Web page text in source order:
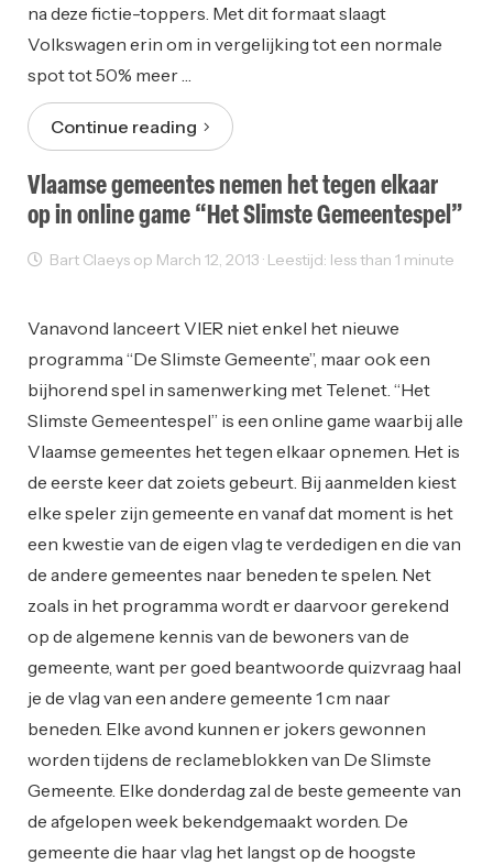
na deze fictie-toppers. Met dit formaat slaagt
Volkswagen erin om in vergelijking tot een normale
spot tot 50% meer …
Continue reading
Vlaamse gemeentes nemen het tegen elkaar
op in online game “Het Slimste Gemeentespel”
Bart Claeys op March 12, 2013 · Leestijd: less than 1 minute
Vanavond lanceert VIER niet enkel het nieuwe
programma “De Slimste Gemeente”, maar ook een
bijhorend spel in samenwerking met Telenet. “Het
Slimste Gemeentespel” is een online game waarbij alle
Vlaamse gemeentes het tegen elkaar opnemen. Het is
de eerste keer dat zoiets gebeurt. Bij aanmelden kiest
elke speler zijn gemeente en vanaf dat moment is het
een kwestie van de eigen vlag te verdedigen en die van
de andere gemeentes naar beneden te spelen. Net
zoals in het programma wordt er daarvoor gerekend
op de algemene kennis van de bewoners van de
gemeente, want per goed beantwoorde quizvraag haal
je de vlag van een andere gemeente 1 cm naar
beneden. Elke avond kunnen er jokers gewonnen
worden tijdens de reclameblokken van De Slimste
Gemeente. Elke donderdag zal de beste gemeente van
de afgelopen week bekendgemaakt worden. De
gemeente die haar vlag het langst op de hoogste